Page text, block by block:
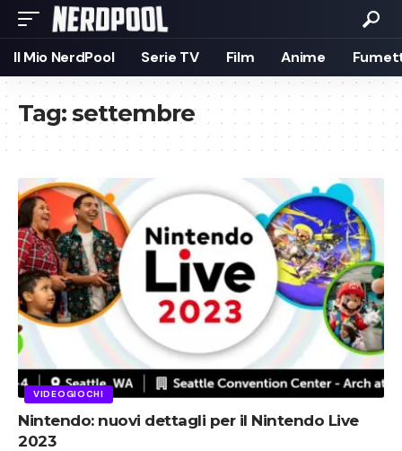
Il Mio NerdPool Serie TV Film Anime
Tag:settembre
VIDEOGIOCHI
Nintendo: nuovi dettagli per il Nintendo Live
2023